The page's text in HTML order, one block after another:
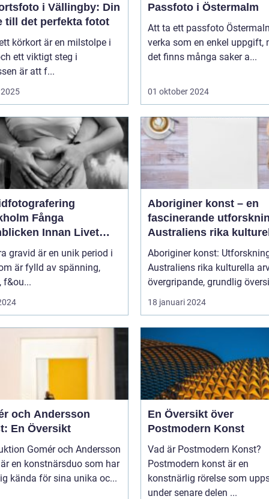
i Vällingby: Din
till det perfekta fotot
körkort är en milstolpe i
ett viktigt steg i
är att f...
Passfoto i Östermalm
Att ta ett passfoto
verka som en enkel uppgift,
det finns många saker a...
01 oktober 2024
Fånga
Innan Livet
gravid är en unik period i
är fylld av spänning,
f&ou...
Aboriginer konst – en
fascinerande
Australiens rika
arv
Aboriginer konst:
Australiens rika kulturella arv
övergripande, grundlig
18 januari 2024
och Andersson
En Översikt
och Andersson
en konstnärsduo som har
kända för sina unika oc...
En Översikt över
Postmodern Konst
Vad är Postmodern Konst?
Postmodern konst är en
konstnärlig rörelse som
under senare delen ...